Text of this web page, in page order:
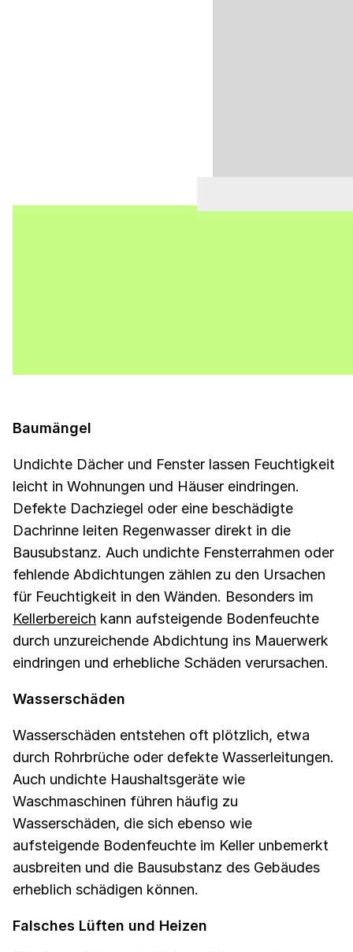
Baumängel
Undichte Dächer und Fenster lassen Feuchtigkeit
leicht in Wohnungen und Häuser eindringen.
Defekte Dachziegel oder eine beschädigte
Dachrinne leiten Regenwasser direkt in die
Bausubstanz. Auch undichte Fensterrahmen oder
fehlende Abdichtungen zählen zu den Ursachen
für Feuchtigkeit in den Wänden. Besonders im
Kellerbereich kann aufsteigende Bodenfeuchte
durch unzureichende Abdichtung ins Mauerwerk
eindringen und erhebliche Schäden verursachen.
Wasserschäden
Wasserschäden entstehen oft plötzlich, etwa
durch Rohrbrüche oder defekte Wasserleitungen.
Auch undichte Haushaltsgeräte wie
Waschmaschinen führen häufig zu
Wasserschäden, die sich ebenso wie
aufsteigende Bodenfeuchte im Keller unbemerkt
ausbreiten und die Bausubstanz des Gebäudes
erheblich schädigen können.
Falsches Lüften und Heizen